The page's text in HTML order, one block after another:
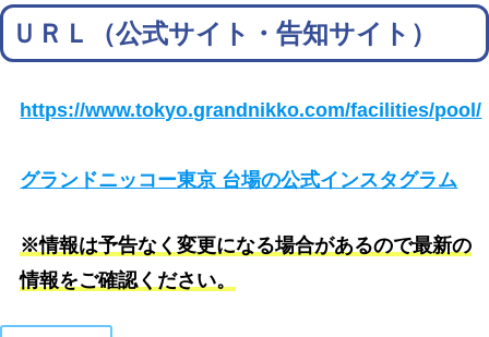
ＵＲＬ（公式サイト・告知サイト）
https://www.tokyo.grandnikko.com/facilities/pool/
グランドニッコー東京 台場の公式インスタグラム
※情報は予告なく変更になる場合があるので最新の
情報をご確認ください。